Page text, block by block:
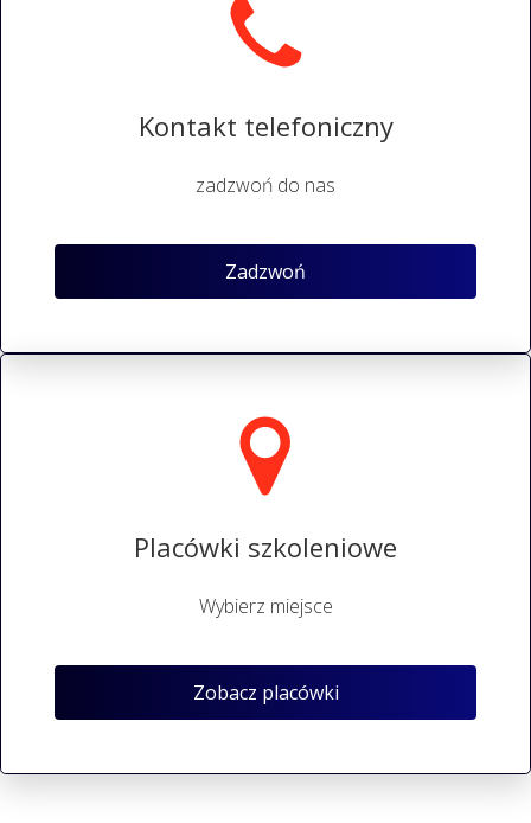
Kontakt telefoniczny
zadzwoń do nas
Zadzwoń
Placówki szkoleniowe
Wybierz miejsce
Zobacz placówki